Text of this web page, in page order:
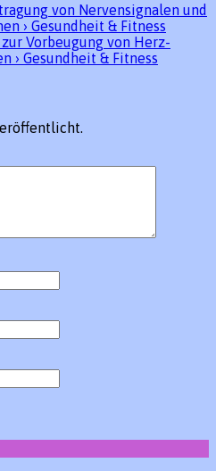
von Nervensignalen und
› Gesundheit & Fitness
Vorbeugung von Herz-
› Gesundheit & Fitness